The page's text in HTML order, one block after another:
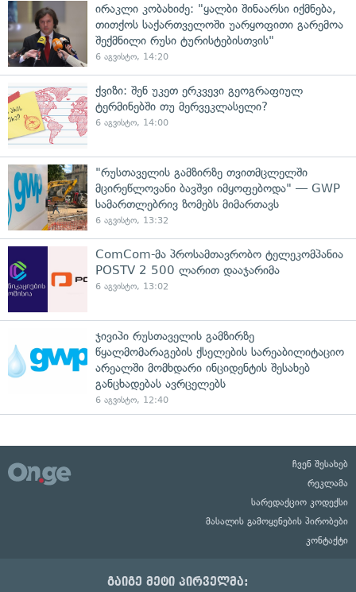
ირაკლი კობახიძე: "ყალბი შინაარსი იქმნება,
თითქოს საქართველოში უარყოფითი გარემოა
შექმნილი რუსი ტურისტებისთვის"
6 აგვისტო, 14:20
ქვიზი: შენ უკეთ ერკვევი გეოგრაფიულ
ტერმინებში თუ მერვეკლასელი?
6 აგვისტო, 14:00
"რუსთაველის გამზირზე თვითმცლელში
მცირეწლოვანი ბავშვი იმყოფებოდა" — GWP
სამართლებრივ ზომებს მიმართავს
6 აგვისტო, 13:32
ComCom-მა პროსამთავრობო ტელეკომპანია
POSTV 2 500 ლარით დააჯარიმა
6 აგვისტო, 13:02
ჯივიპი რუსთაველის გამზირზე
წყალმომარაგების ქსელების სარეაბილიტაციო
არეალში მომხდარი ინციდენტის შესახებ
განცხადებას ავრცელებს
6 აგვისტო, 12:40
ჩვენ შესახებ
რეკლამა
სარედაქციო კოდექსი
მასალის გამოყენების პირობები
კონტაქტი
გაიგე მეტი პირველმა: